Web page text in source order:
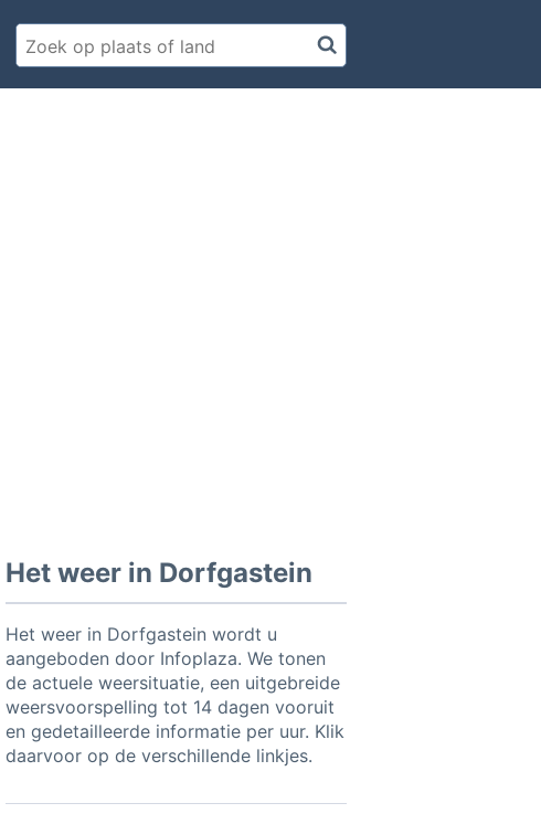
Het weer in Dorfgastein
Het weer in Dorfgastein wordt u
aangeboden door Infoplaza. We tonen
de actuele weersituatie, een uitgebreide
weersvoorspelling tot 14 dagen vooruit
en gedetailleerde informatie per uur. Klik
daarvoor op de verschillende linkjes.